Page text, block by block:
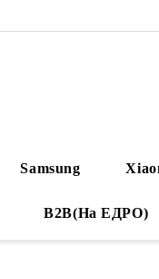
Samsung
B2B(На ЕДРО)